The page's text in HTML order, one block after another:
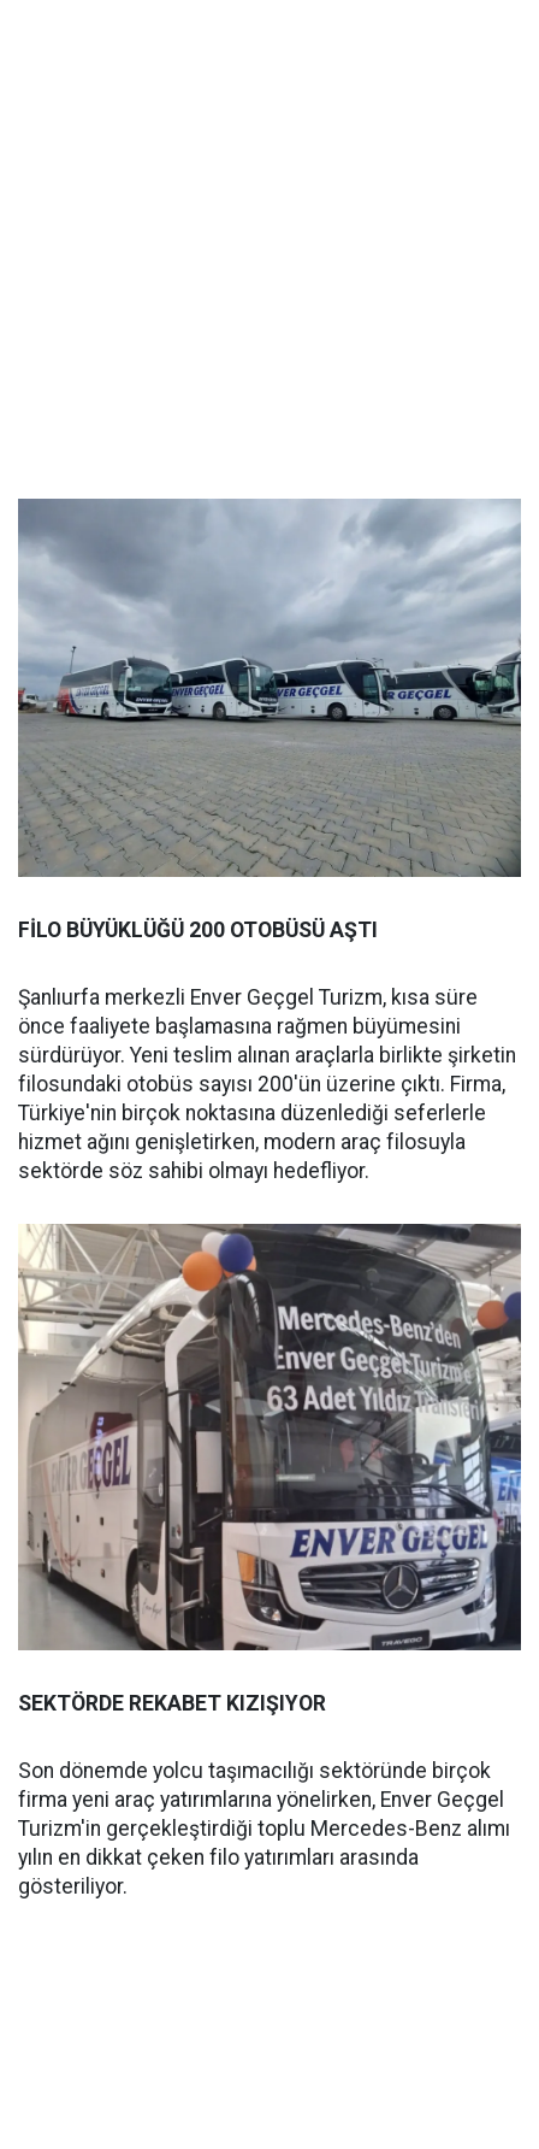
FİLO BÜYÜKLÜĞÜ 200 OTOBÜSÜ AŞTI
Şanlıurfa merkezli Enver Geçgel Turizm, kısa süre
önce faaliyete başlamasına rağmen büyümesini
sürdürüyor. Yeni teslim alınan araçlarla birlikte şirketin
filosundaki otobüs sayısı 200'ün üzerine çıktı. Firma,
Türkiye'nin birçok noktasına düzenlediği seferlerle
hizmet ağını genişletirken, modern araç filosuyla
sektörde söz sahibi olmayı hedefliyor.
SEKTÖRDE REKABET KIZIŞIYOR
Son dönemde yolcu taşımacılığı sektöründe birçok
firma yeni araç yatırımlarına yönelirken, Enver Geçgel
Turizm'in gerçekleştirdiği toplu Mercedes-Benz alımı
yılın en dikkat çeken filo yatırımları arasında
gösteriliyor.